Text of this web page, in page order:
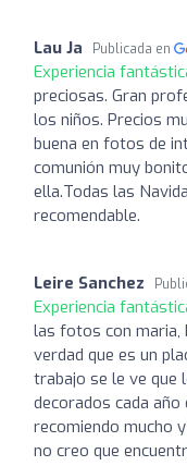
Lau Ja Publicada en
Experiencia
preciosas. Gran
los niños. Precios
buena en fotos de
comunión muy
ella.Todas las
recomendable.
Leire Sanchez
Experiencia
las fotos con maria,
verdad que es un
trabajo se le ve que
decorados cada
recomiendo mucho
no creo que